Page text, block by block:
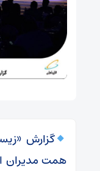
گزارش
همت مدیران